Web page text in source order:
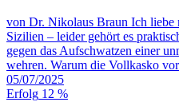
von Dr. Nikolaus Braun Ich liebe
Sizilien – leider gehört es
gegen das Aufschwatzen einer
wehren. Warum die Vollkasko
05/07/2025
Erfolg 12 %